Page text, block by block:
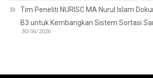
Tim Peneliti NURISC MA Nurul Islam
B3 untuk Kembangkan Sistem Sortasi
30/06/2026